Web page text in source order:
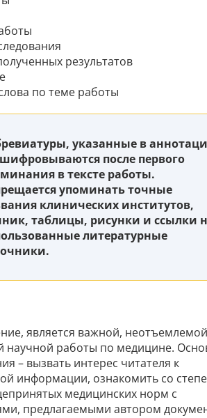
результатов
по теме работы
указанные в
после первого
в тексте работы.
упоминать точные
клинических институтов,
таблицы, рисунки и ссылки
литературные
является важной, неотъемлемой
научной работы по медицине.
– вызвать интерес читателя к
информации, ознакомить со
медицинских норм с
предлагаемыми автором